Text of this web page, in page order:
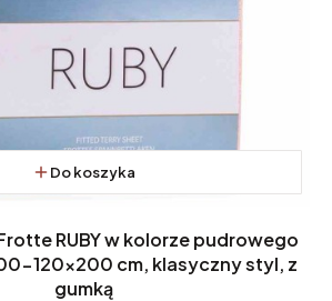
Do koszyka
RUBY w kolorze pudrowego
120x200 cm, klasyczny styl, z
gumką